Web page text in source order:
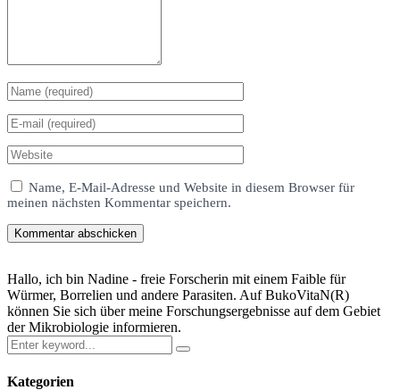
Name, E-Mail-Adresse und Website in diesem Browser für
meinen nächsten Kommentar speichern.
Hallo, ich bin Nadine - freie Forscherin mit einem Faible für
Würmer, Borrelien und andere Parasiten. Auf BukoVitaN(R)
können Sie sich über meine Forschungsergebnisse auf dem Gebiet
der Mikrobiologie informieren.
Kategorien